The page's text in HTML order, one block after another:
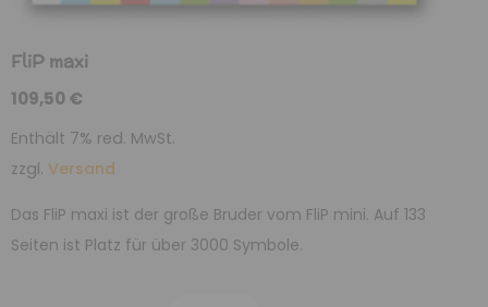
FliP maxi
109,50€
Enthält 7% red. MwSt.
zzgl. Versand
Das FliP maxi ist der große Bruder vom FliP mini. Auf 133
Seiten ist Platz für über 3000 Symbole.